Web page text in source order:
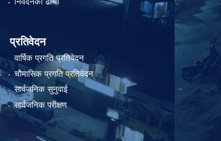
प्रतिवेदन
वार्षिक प्रगति प्रतिवेदन
चौमासिक प्रगति प्रतिवेदन
सार्वजनिक सुनुवाई
सार्वजनिक परीक्षण